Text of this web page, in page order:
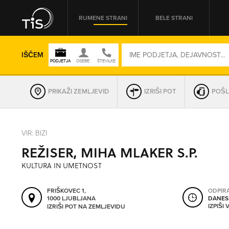
RUMENE STRANI BELE STRANI
IŠČEM
REGIJA
OMREŽNA ŠT.
PRIKAŽI ZEMLJEVID IZRIŠI POT
VIR: BIZI
REŽISER, MIHA MLAKER S.P.
KULTURA IN UMETNOST
FRIŠKOVEC 1,
1000 LJUBLJANA
IZRIŠI POT NA ZEMLJEVIDU
IZPIŠI